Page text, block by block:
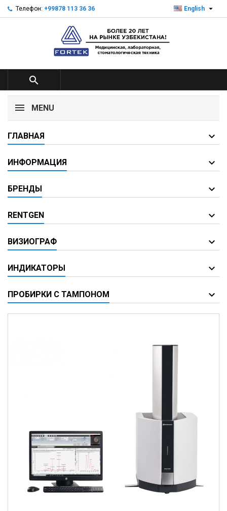
Телефон: +99878 113 36 36 English 

MENU
ГЛАВНАЯ
ИНФОРМАЦИЯ
БРЕНДЫ
RENTGEN
ВИЗИОГРАФ
ИНДИКАТОРЫ
ПРОБИРКИ С ТАМПОНОМ